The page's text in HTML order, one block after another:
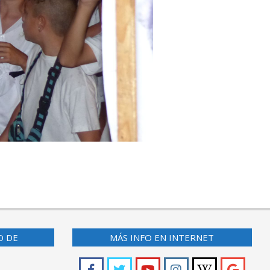
DE MÁS INFO EN INTERNET